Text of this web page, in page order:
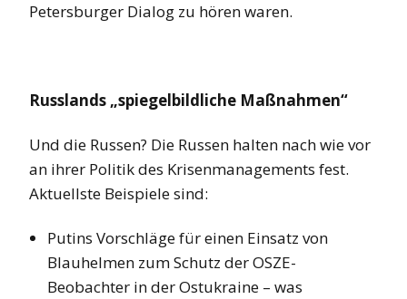
Petersburger Dialog zu hören waren.
Russlands „spiegelbildliche Maßnahmen“
Und die Russen? Die Russen halten nach wie vor
an ihrer Politik des Krisenmanagements fest.
Aktuellste Beispiele sind:
Putins Vorschläge für einen Einsatz von
Blauhelmen zum Schutz der OSZE-
Beobachter in der Ostukraine – was